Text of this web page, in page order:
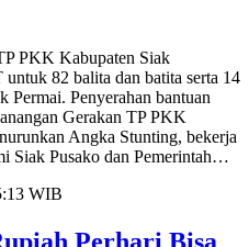
PKK Kabupaten Siak
82 balita dan batita serta 14
Permai. Penyerahan bantuan
Gerakan TP PKK
Angka Stunting, bekerja
Siak Pusako dan Pemerintah…
WIB
Perhari Bisa